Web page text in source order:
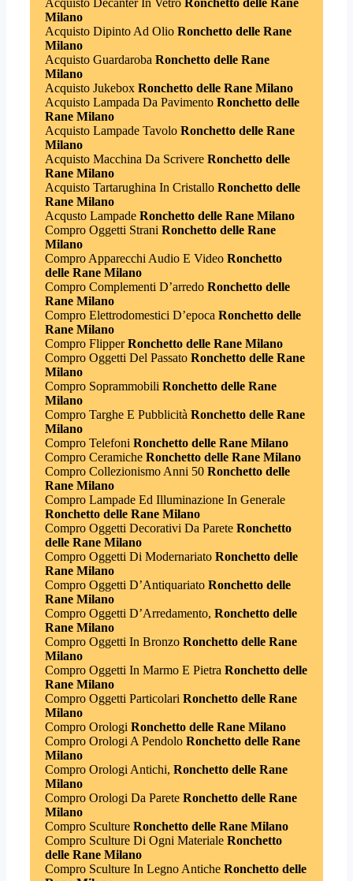
Milano
Acquisto Dipinto Ad OlioRonchetto delle Rane
Milano
Acquisto Guardaroba Ronchetto delle Rane
Milano
Acquisto JukeboxRonchetto delle Rane Milano
Acquisto Lampada Da PavimentoRonchetto delle
Rane Milano
Acquisto Lampade TavoloRonchetto delle Rane
Milano
Acquisto Macchina Da ScrivereRonchetto delle
Rane Milano
Acquisto Tartarughina In CristalloRonchetto delle
Rane Milano
Acqusto LampadeRonchetto delle Rane Milano
Compro Oggetti Strani Ronchetto delle Rane
Milano
Compro Apparecchi Audio E VideoRonchetto
delle Rane Milano
Compro Complementi D’arredoRonchetto delle
Rane Milano
Compro Elettrodomestici D’epoca Ronchetto delle
Rane Milano
Compro FlipperRonchetto delle Rane Milano
Compro Oggetti Del PassatoRonchetto delle Rane
Milano
Compro Soprammobili Ronchetto delle Rane
Milano
Compro Targhe E Pubblicità Ronchetto delle Rane
Milano
Compro Telefoni Ronchetto delle Rane Milano
Compro CeramicheRonchetto delle Rane Milano
Compro Collezionismo Anni 50Ronchetto delle
Rane Milano
Compro Lampade Ed Illuminazione In Generale
Ronchetto delle Rane Milano
Compro Oggetti Decorativi Da PareteRonchetto
delle Rane Milano
Compro Oggetti Di ModernariatoRonchetto delle
Rane Milano
Compro Oggetti D’AntiquariatoRonchetto delle
Rane Milano
Compro Oggetti D’Arredamento, Ronchetto delle
Rane Milano
Compro Oggetti In BronzoRonchetto delle Rane
Milano
Compro Oggetti In Marmo E Pietra Ronchetto delle
Rane Milano
Compro Oggetti Particolari Ronchetto delle Rane
Milano
Compro Orologi Ronchetto delle Rane Milano
Compro Orologi A PendoloRonchetto delle Rane
Milano
Compro Orologi Antichi, Ronchetto delle Rane
Milano
Compro Orologi Da PareteRonchetto delle Rane
Milano
Compro ScultureRonchetto delle Rane Milano
Compro Sculture Di Ogni MaterialeRonchetto
delle Rane Milano
Compro Sculture In Legno AnticheRonchetto delle